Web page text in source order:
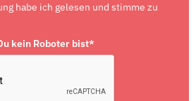
habe ich gelesen und stimme zu
kein Roboter bist*